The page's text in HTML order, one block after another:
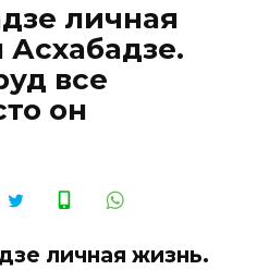
личная
все
он
личная жизнь.